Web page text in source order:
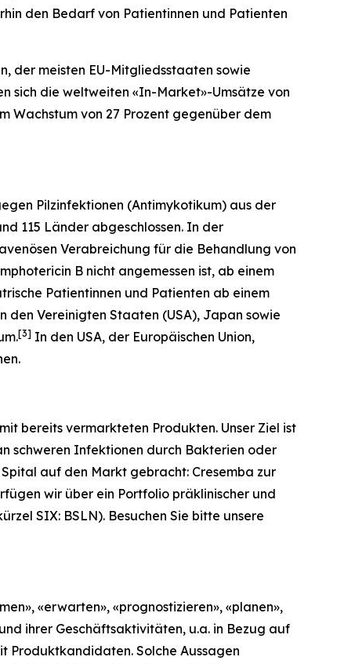
den Bedarf von Patientinnen und Patienten
der meisten EU-Mitgliedsstaaten sowie
sich die weltweiten «In-Market»-Umsätze von
Wachstum von 27 Prozent gegenüber dem
Pilzinfektionen (Antimykotikum) aus der
115 Länder abgeschlossen. In der
Verabreichung für die Behandlung von
B nicht angemessen ist, ab einem
Patientinnen und Patienten ab einem
den Vereinigten Staaten (USA), Japan sowie
[3] In den USA, der Europäischen Union,
bereits vermarkteten Produkten. Unser Ziel ist
schweren Infektionen durch Bakterien oder
auf den Markt gebracht: Cresemba zur
wir über ein Portfolio präklinischer und
SIX: BSLN). Besuchen Sie bitte unsere
«erwarten», «prognostizieren», «planen»,
ihrer Geschäftsaktivitäten, u.a. in Bezug auf
Produktkandidaten. Solche Aussagen